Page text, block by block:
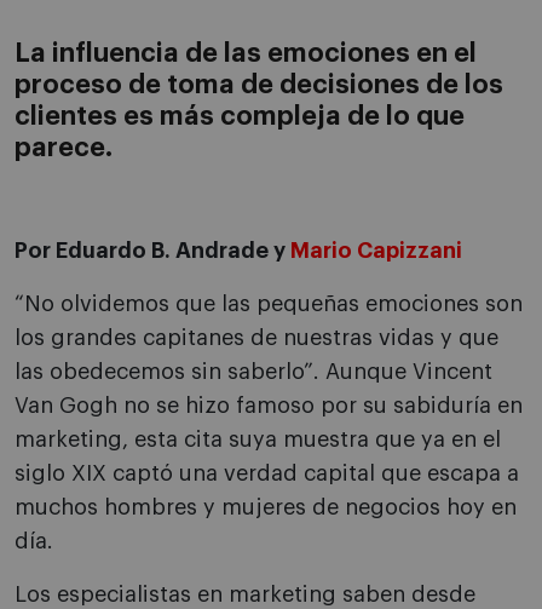
La influencia de las emociones en el
proceso de toma de decisiones de los
clientes es más compleja de lo que
parece.
Por Eduardo B. Andrade y Mario Capizzani
“No olvidemos que las pequeñas emociones son
los grandes capitanes de nuestras vidas y que
las obedecemos sin saberlo”. Aunque Vincent
Van Gogh no se hizo famoso por su sabiduría en
marketing, esta cita suya muestra que ya en el
siglo XIX captó una verdad capital que escapa a
muchos hombres y mujeres de negocios hoy en
día.
Los especialistas en marketing saben desde